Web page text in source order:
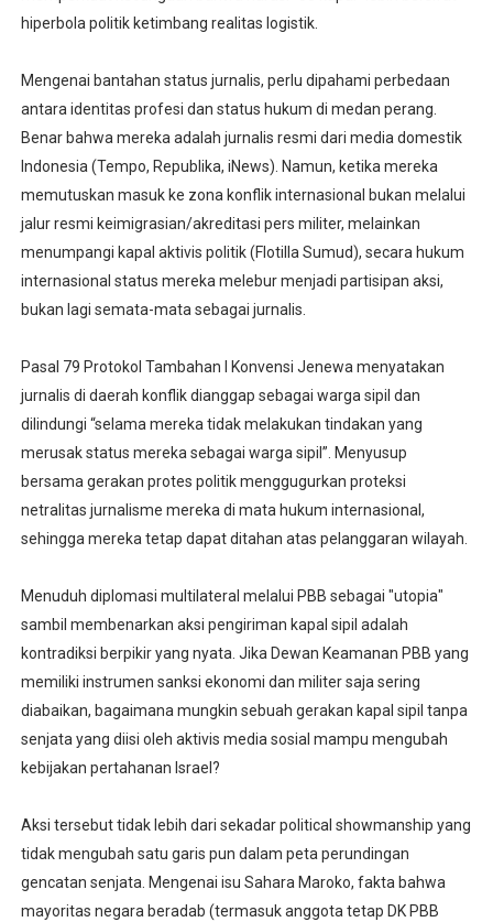
hiperbola politik ketimbang realitas logistik.
Mengenai bantahan status jurnalis, perlu dipahami perbedaan
antara identitas profesi dan status hukum di medan perang.
Benar bahwa mereka adalah jurnalis resmi dari media domestik
Indonesia (Tempo, Republika, iNews). Namun, ketika mereka
memutuskan masuk ke zona konflik internasional bukan melalui
jalur resmi keimigrasian/akreditasi pers militer, melainkan
menumpangi kapal aktivis politik (Flotilla Sumud), secara hukum
internasional status mereka melebur menjadi partisipan aksi,
bukan lagi semata-mata sebagai jurnalis.
Pasal 79 Protokol Tambahan I Konvensi Jenewa menyatakan
jurnalis di daerah konflik dianggap sebagai warga sipil dan
dilindungi “selama mereka tidak melakukan tindakan yang
merusak status mereka sebagai warga sipil”. Menyusup
bersama gerakan protes politik menggugurkan proteksi
netralitas jurnalisme mereka di mata hukum internasional,
sehingga mereka tetap dapat ditahan atas pelanggaran wilayah.
Menuduh diplomasi multilateral melalui PBB sebagai "utopia"
sambil membenarkan aksi pengiriman kapal sipil adalah
kontradiksi berpikir yang nyata. Jika Dewan Keamanan PBB yang
memiliki instrumen sanksi ekonomi dan militer saja sering
diabaikan, bagaimana mungkin sebuah gerakan kapal sipil tanpa
senjata yang diisi oleh aktivis media sosial mampu mengubah
kebijakan pertahanan Israel?
Aksi tersebut tidak lebih dari sekadar political showmanship yang
tidak mengubah satu garis pun dalam peta perundingan
gencatan senjata. Mengenai isu Sahara Maroko, fakta bahwa
mayoritas negara beradab (termasuk anggota tetap DK PBB